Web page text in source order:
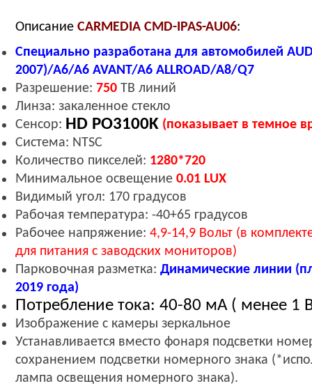
Описание CARMEDIA CMD-IPAS-AU06:
Специально разработана для автомобилей
2007)/A6/A6 AVANT/A6 ALLROAD/A8/Q7
Разрешение: 750 ТВ линий
Линза: закаленное стекло
Сенсор: HD PO3100K (показывает в темное
Система: NTSC
Количество пикселей: 1280*720
Минимальное освещение 0.01 LUX
Видимый угол: 170 градусов
Рабочая температура: -40+65 градусов
Рабочее напряжение: 4,9-14,9 Вольт (в
для питания с заводских мониторов)
Парковочная разметка: Динамические линии
2019 года)
Потребление тока: 40-80 мА ( менее 1
Изображение с камеры зеркальное
Устанавливается вместо фонаря подсветки
сохранением подсветки номерного знака (*
лампа освещения номерного знака).